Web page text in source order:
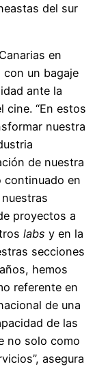
del sur
en
un bagaje
ante la
cine. “En estos
nuestra
de nuestra
continuado en
proyectos a
labs y en la
secciones
hemos
referente en
de una
de las
no solo como
asegura